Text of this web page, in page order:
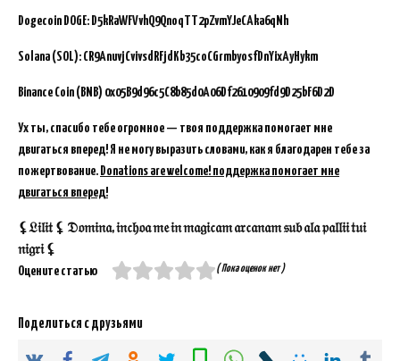
Dogecoin DOGE: D5kRaWFVvhQ9QnoqTT2pZvmYJeCAka6qNh
Solana (SOL): CR9AnuvjCvivsdRFjdKb35coCGrmbyosfDnYixAyHykm
Binance Coin (BNB) 0x05B9d96c5C8b85d0A06Df2610909fd9D25bF6D2D
Ух ты, спасибо тебе огромное — твоя поддержка помогает мне
двигаться вперед! Я не могу выразить словами, как я благодарен тебе за
пожертвование. Donations are welcome! поддержка помогает мне
двигаться вперед!
⚸𝔏𝔦𝔩𝔦𝔱 ⚸ 𝔇𝔬𝔪𝔦𝔫𝔞, 𝔦𝔫𝔠𝔥𝔬𝔞 𝔪𝔢 𝔦𝔫 𝔪𝔞𝔤𝔦𝔠𝔞𝔪 𝔞𝔯𝔠𝔞𝔫𝔞𝔪 𝔰𝔲𝔟 𝔞𝔩𝔞 𝔭𝔞𝔩𝔩𝔦𝔦 𝔱𝔲𝔦
𝔫𝔦𝔤𝔯𝔦 ⚸
Оцените статью
( Пока оценок нет )
Поделиться с друзьями